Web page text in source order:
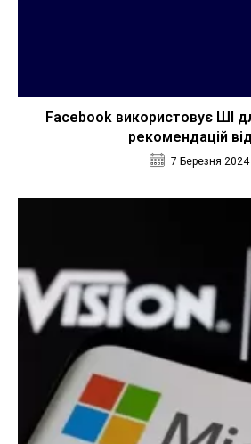
Facebook використовує ШІ
рекомендацій
7 Березня 2024